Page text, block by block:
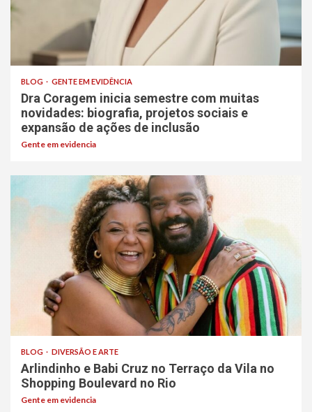
BLOG GENTE EM EVIDÊNCIA
Dra Coragem inicia semestre com muitas
novidades: biografia, projetos sociais e
expansão de ações de inclusão
Gente em evidencia
BLOG DIVERSÃO E ARTE
Arlindinho e Babi Cruz no Terraço da Vila no
Shopping Boulevard no Rio
Gente em evidencia